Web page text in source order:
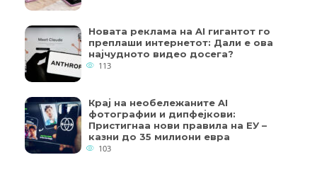
Новата реклама на AI гигантот го
преплаши интернетот: Дали е ова
најчудното видео досега?
113
Крај на необележаните AI
фотографии и дипфејкови:
Пристигнаа нови правила на ЕУ –
казни до 35 милиони евра
103